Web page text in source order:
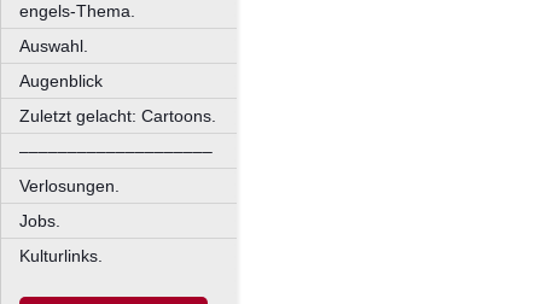
engels-Thema.
Auswahl.
Augenblick
Zuletzt gelacht: Cartoons.
––––––––––––––––––––
Verlosungen.
Jobs.
Kulturlinks.